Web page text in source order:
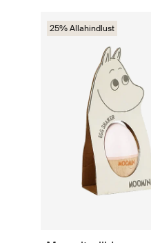
25% Allahindlust